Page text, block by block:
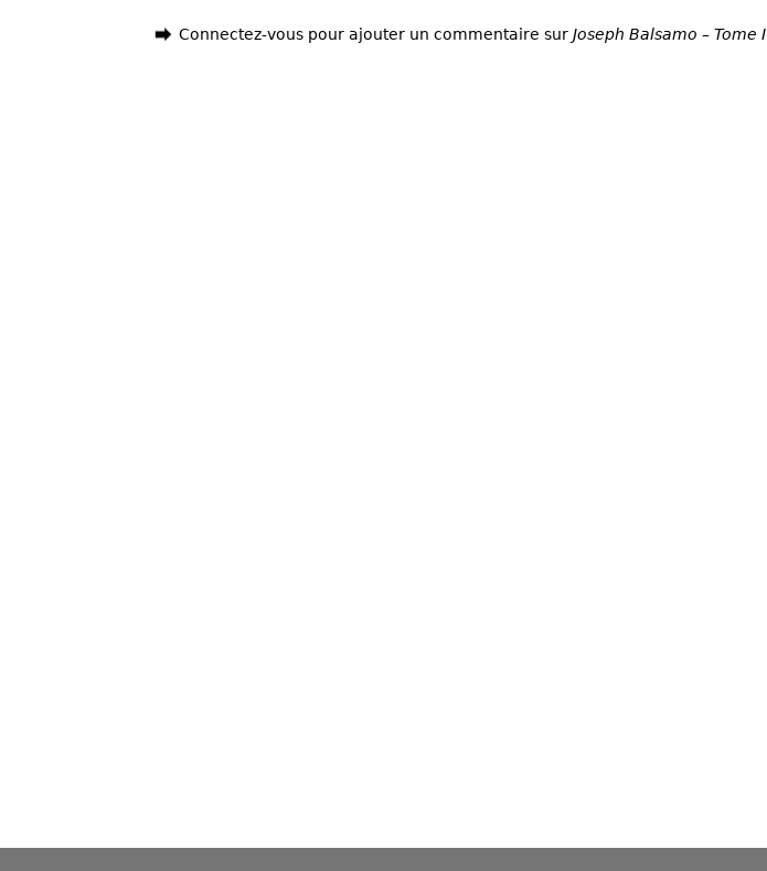
Connectez-vous pour ajouter un commentaire sur Joseph Balsamo – Tome I